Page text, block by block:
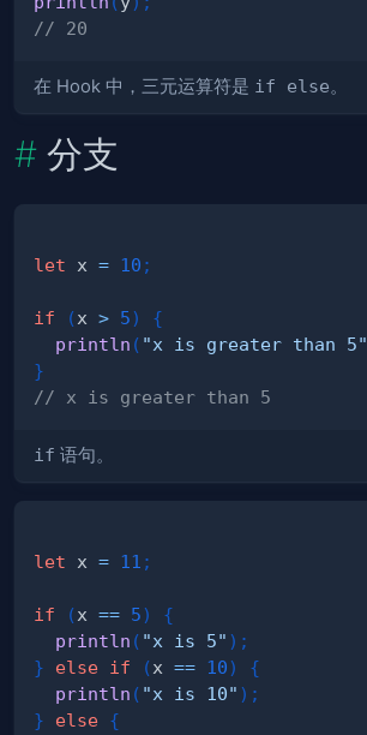
// 20
在 Hook 中，三元运算符是 if else。
分支
let x = 10 ;
if (x > 5)
{
println ( "x is greater than 5"
}
// x is greater than 5
if 语句。
let x = 11 ;
if (x == 5)
{
println ( "x is 5" ) ;
}
else if (x == 10)
{
println ( "x is 10" ) ;
}
else {